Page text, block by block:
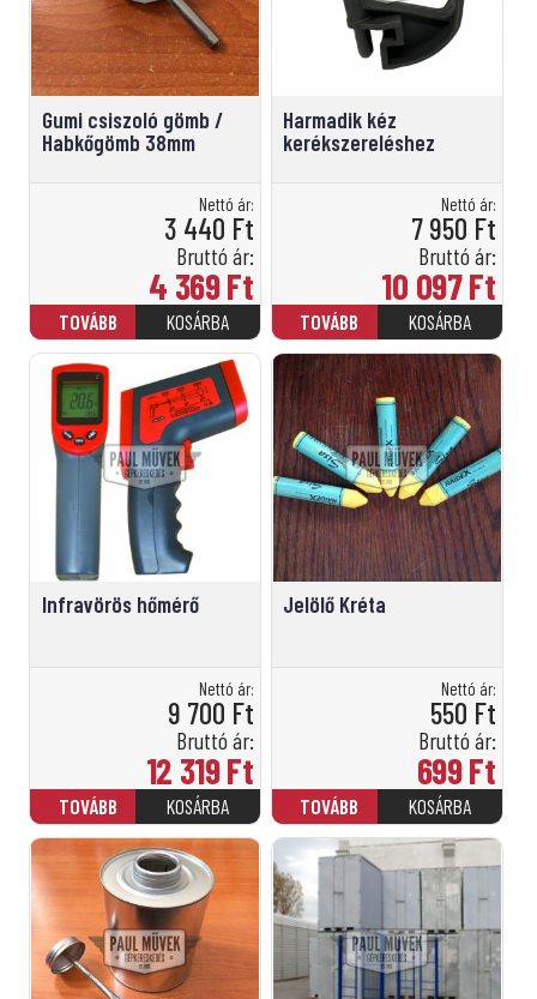
Gumi csiszoló gömb /
Habkőgömb 38mm
Nettó ár:
3 440 Ft
Bruttó ár:
4 369Ft
Harmadik kéz
kerékszereléshez
Nettó ár:
7 950 Ft
Bruttó ár:
10 097Ft
Infravörös hőmérő
Nettó ár:
9 700 Ft
Bruttó ár:
12 319Ft
Jelölő Kréta
Nettó ár:
550 Ft
Bruttó ár:
699Ft